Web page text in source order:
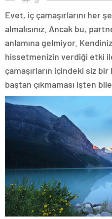
Evet, iç çamaşırlarını her
almalısınız. Ancak bu,
anlamına gelmiyor.
hissetmenizin verdiği etki
çamaşırların içindeki siz
baştan çıkmaması işten